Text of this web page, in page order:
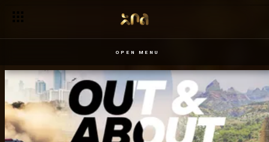
OPEN MENU